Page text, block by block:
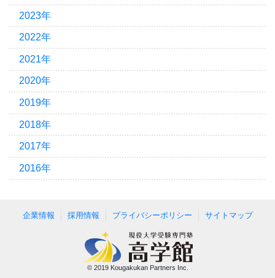
2023年
2022年
2021年
2020年
2019年
2018年
2017年
2016年
企業情報 採用情報 プライバシーポリシー サイトマップ
© 2019 Kougakukan Partners Inc.